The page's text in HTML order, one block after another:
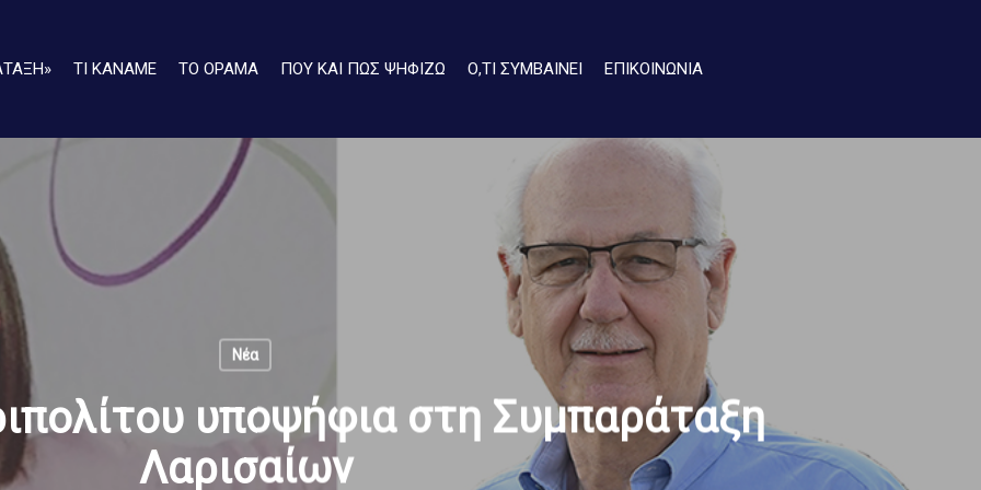
ΤΙ ΚΑΝΑΜΕ ΤΟ ΟΡΑΜΑ ΠΟΥ ΚΑΙ ΠΩΣ ΨΗΦΙΖΩ Ο,ΤΙ ΣΥΜΒΑΙΝΕΙ ΕΠΙΚΟΙΝΩΝΙΑ
Νέα
υποψήφια στη Συμπαράταξη
Λαρισαίων